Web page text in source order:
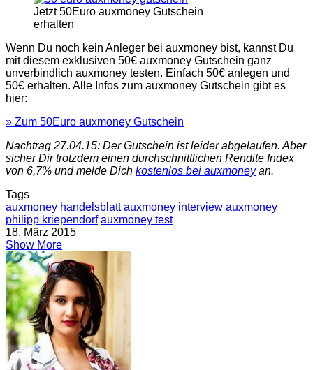
Jetzt 50Euro auxmoney Gutschein
erhalten
Wenn Du noch kein Anleger bei auxmoney bist, kannst Du
mit diesem exklusiven 50€ auxmoney Gutschein ganz
unverbindlich auxmoney testen. Einfach 50€ anlegen und
50€ erhalten. Alle Infos zum auxmoney Gutschein gibt es
hier:
» Zum 50Euro auxmoney Gutschein
Nachtrag 27.04.15: Der Gutschein ist leider abgelaufen. Aber
sicher Dir trotzdem einen durchschnittlichen Rendite Index
von 6,7% und melde Dich kostenlos bei auxmoneyan.
Tags
auxmoney handelsblatt auxmoney interview auxmoney
philipp kriependorf auxmoney test
18. März 2015
Show More